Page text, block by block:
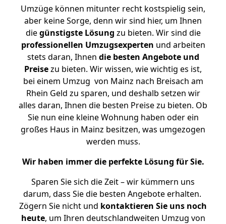
Umzüge können mitunter recht kostspielig sein,
aber keine Sorge, denn wir sind hier, um Ihnen
diegünstigste Lösung zu bieten. Wir sind die
professionellen Umzugsexperten und arbeiten
stets daran, Ihnen die besten Angebote und
Preisezu bieten. Wir wissen, wie wichtig es ist,
bei einem Umzug von Mainz nach Breisach am
Rhein Geld zu sparen, und deshalb setzen wir
alles daran, Ihnen die besten Preise zu bieten. Ob
Sie nun eine kleine Wohnung haben oder ein
großes Haus in Mainz besitzen, was umgezogen
werden muss.
Wir haben immer die perfekte Lösung für Sie.
Sparen Sie sich die Zeit – wir kümmern uns
darum, dass Sie die besten Angebote erhalten.
Zögern Sie nicht und kontaktieren Sie uns noch
heute, um Ihren deutschlandweiten Umzug von